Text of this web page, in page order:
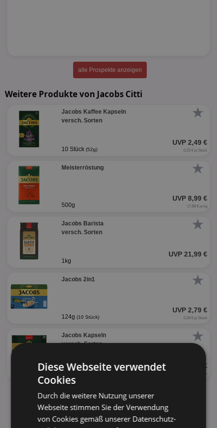
alle Prospekte anzeigen
Weitere Produkte von Jacobs Citti
★
Jacobs Kaffee Kapseln
versch. Sorten
UVP 2,49 €
10 Stück (52g) 0,25 € je Stück
★
Meisterröstung
UVP 8,99 €
500g 17,98 € je kg
★
Jacobs Barista
versch. Sorten
UVP 21,99 €
1kg
★
Jacobs 2in1
UVP 2,79 €
124g (10 Stück) 0,28 € je Stück
★
Jacobs Kapseln
versch. Sorten
UVP 5,99 €
20 Stück 0,30 € je Stück
alle Produkte anzeigen
Diese Webseite verwendet
Cookies
Durch die weitere Nutzung unserer
Webseite stimmen Sie der Verwendung
von Cookies gemäß unserer Datenschutz-